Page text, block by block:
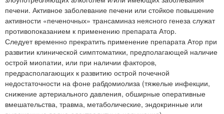
печени. Активное заболевание печени или стойкое повышение
активности «печеночных» трансаминаз неясного генеза служат
противопоказанием к применению препарата Атор.
Следует временно прекратить применение препарата Атор при
развитии клинической симптоматики, предполагающей наличие
острой миопатии, или при наличии факторов,
предрасполагающих к развитию острой почечной
недостаточности на фоне рабдомиолиза (тяжелые инфекции,
снижение артериального давления, обширные оперативные
вмешательства, травма, метаболические, эндокринные или